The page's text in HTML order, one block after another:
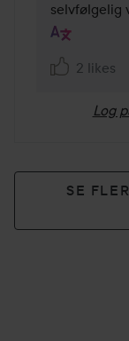
2 likes
Log
SE